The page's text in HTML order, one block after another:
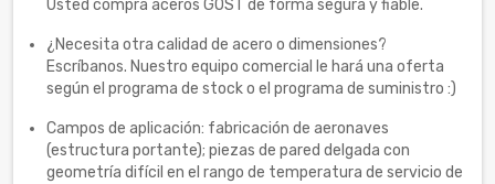
Usted compra aceros GOST de forma segura y fiable.
¿Necesita otra calidad de acero o dimensiones?
Escríbanos. Nuestro equipo comercial le hará una oferta
según el programa de stock o el programa de suministro :)
Campos de aplicación: fabricación de aeronaves
(estructura portante); piezas de pared delgada con
geometría difícil en el rango de temperatura de servicio de